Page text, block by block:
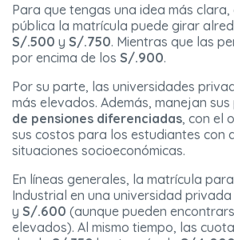
Para que tengas una idea más
pública la matrícula puede girar
S/.500 y S/.750. Mientras que las
por encima de los S/.900.
Por su parte, las universidades
más elevados. Además, manejan
de pensiones diferenciadas, con el
sus costos para los estudiantes con
situaciones socioeconómicas.
En líneas generales, la matrícula
Industrial en una universidad
y S/.600 (aunque pueden
elevados). Al mismo tiempo, las